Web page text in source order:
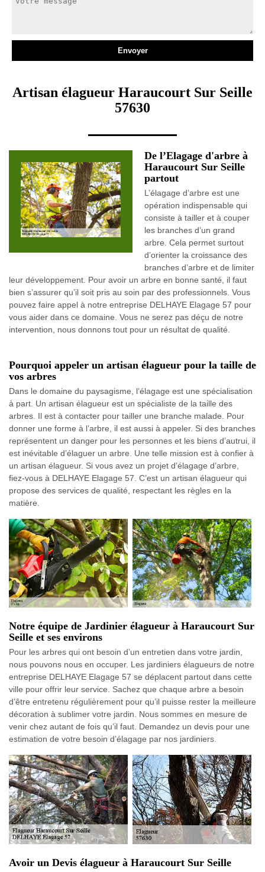
Artisan élagueur Haraucourt Sur Seille
57630
De l’Elagage d'arbre à
Haraucourt Sur Seille
partout
L’élagage d’arbre est une
opération indispensable qui
consiste à tailler et à couper
les branches d’un grand
arbre. Cela permet surtout
d’orienter la croissance des
branches d’arbre et de limiter
leur développement. Pour avoir un arbre en bonne santé, il faut
bien s’assurer qu’il soit pris au soin par des professionnels. Vous
pouvez faire appel à notre entreprise DELHAYE Elagage 57 pour
vous aider dans ce domaine. Vous ne serez pas déçu de notre
intervention, nous donnons tout pour un résultat de qualité.
Pourquoi appeler un artisan élagueur pour la taille de
vos arbres
Dans le domaine du paysagisme, l’élagage est une spécialisation
à part. Un artisan élagueur est un spécialiste de la taille des
arbres. Il est à contacter pour tailler une branche malade. Pour
donner une forme à l’arbre, il est aussi à appeler. Si des branches
représentent un danger pour les personnes et les biens d’autrui, il
est inévitable d’élaguer un arbre. Une telle mission est à confier à
un artisan élagueur. Si vous avez un projet d’élagage d’arbre,
fiez-vous à DELHAYE Elagage 57. C’est un artisan élagueur qui
propose des services de qualité, respectant les règles en la
matière.
Notre équipe de Jardinier élagueur à Haraucourt Sur
Seille et ses environs
Pour les arbres qui ont besoin d’un entretien dans votre jardin,
nous pouvons nous en occuper. Les jardiniers élagueurs de notre
entreprise DELHAYE Elagage 57 se déplacent partout dans cette
ville pour offrir leur service. Sachez que chaque arbre a besoin
d’être entretenu régulièrement pour qu’il puisse rester la meilleure
décoration à sublimer votre jardin. Nous sommes en mesure de
venir chez autant de fois qu’il faut. Demandez un devis pour une
estimation de votre besoin d’élagage par nos jardiniers.
Avoir un Devis élagueur à Haraucourt Sur Seille